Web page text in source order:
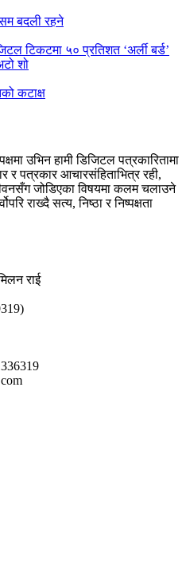
बदली रहने
टिकटमा ५० प्रतिशत ‘अर्ली बर्ड’
शो
कटाक्ष
उभिन हामी डिजिटल पत्रकारितामा
र पत्रकार आचारसंहिताभित्र रही,
जोडिएका विषयमा कलम चलाउने
राख्दै सत्य, निष्ठा र निष्पक्षता
राई